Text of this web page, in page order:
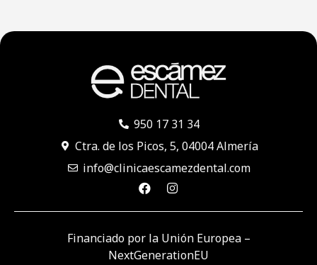
950 17 31 34
Ctra. de los Picos, 5, 04004 Almería
info@clinicaescamezdental.com
Financiado por la Unión Europea –
NextGenerationEU